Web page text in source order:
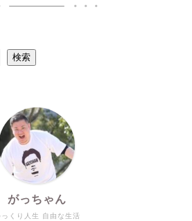
検索
っくり人生 自由な生活
がっちゃん